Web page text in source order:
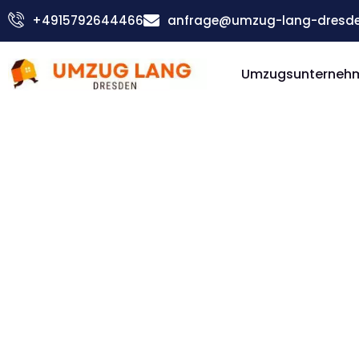
Zum
Inhalt
+4915792644466 anfrage@umzug-lang-